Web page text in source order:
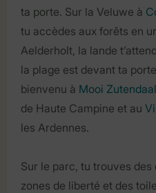
ta porte. Sur la Veluwe à
tu accèdes aux forêts en
Aelderholt, la lande
la plage est devant ta
bienvenu à Mooi Zutendaal
de Haute Campine et au
les Ardennes.
Sur le parc, tu trouves
zones de liberté et des